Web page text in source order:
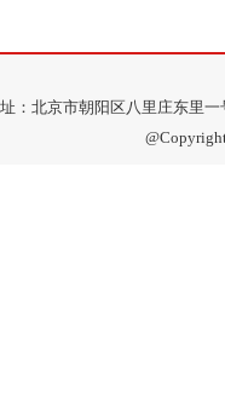
：北京市朝阳区八里庄东里